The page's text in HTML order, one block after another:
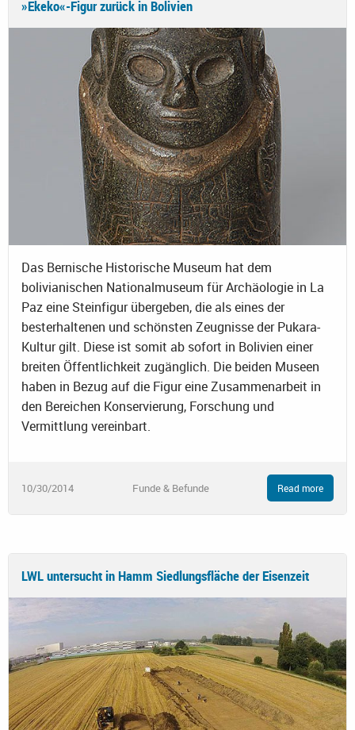
»Ekeko«-Figur zurück in Bolivien
Das Bernische Historische Museum hat dem
bolivianischen Nationalmuseum für Archäologie in La
Paz eine Steinfigur übergeben, die als eines der
besterhaltenen und schönsten Zeugnisse der Pukara-
Kultur gilt. Diese ist somit ab sofort in Bolivien einer
breiten Öffentlichkeit zugänglich. Die beiden Museen
haben in Bezug auf die Figur eine Zusammenarbeit in
den Bereichen Konservierung, Forschung und
Vermittlung vereinbart.
10/30/2014 Funde & Befunde Read more
LWL untersucht in Hamm Siedlungsfläche der Eisenzeit